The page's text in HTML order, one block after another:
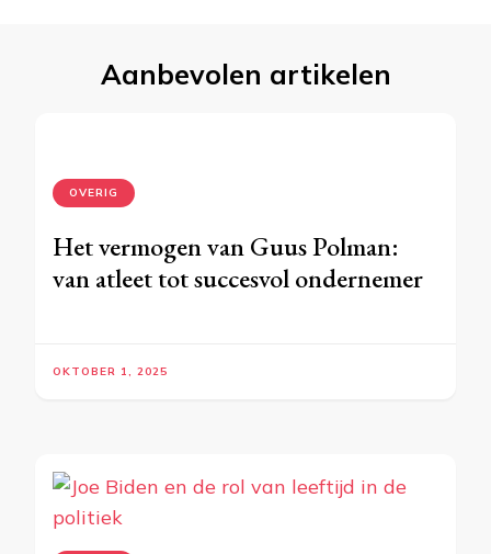
Aanbevolen artikelen
OVERIG
Het vermogen van Guus Polman:
van atleet tot succesvol ondernemer
OKTOBER 1, 2025